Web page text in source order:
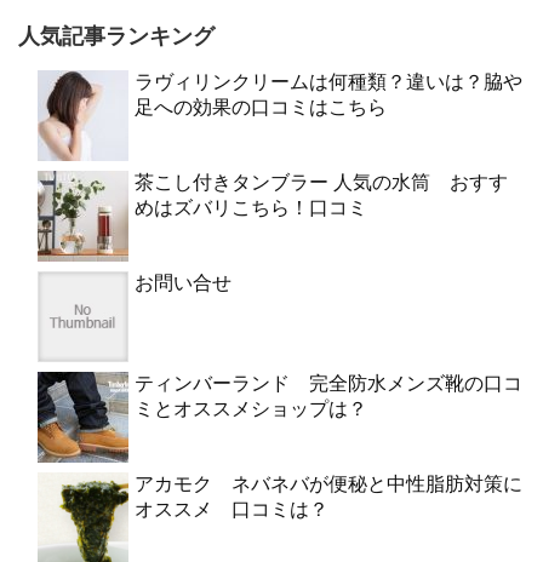
人気記事ランキング
ラヴィリンクリームは何種類？違いは？脇や
足への効果の口コミはこちら
茶こし付きタンブラー 人気の水筒 おすす
めはズバリこちら！口コミ
お問い合せ
ティンバーランド 完全防水メンズ靴の口コ
ミとオススメショップは？
アカモク ネバネバが便秘と中性脂肪対策に
オススメ 口コミは？